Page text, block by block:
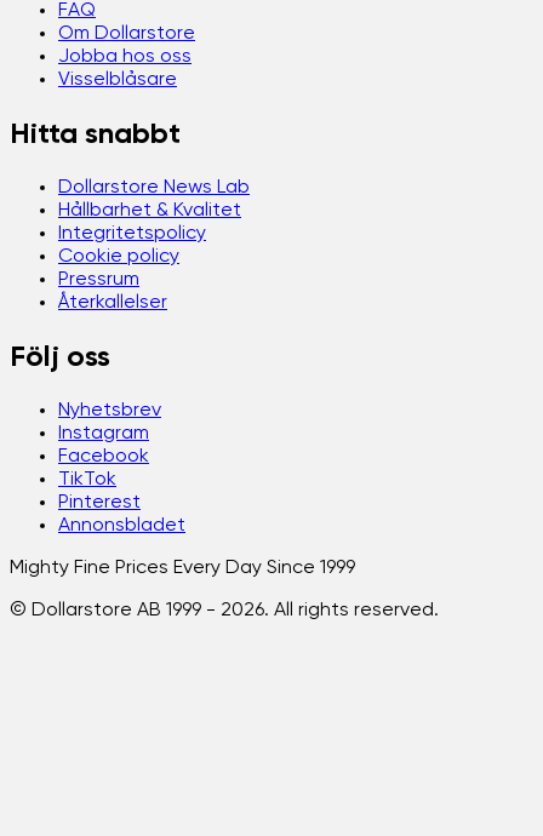
FAQ
Om Dollarstore
Jobba hos oss
Visselblåsare
Hitta snabbt
Dollarstore News Lab
Hållbarhet & Kvalitet
Integritetspolicy
Cookie policy
Pressrum
Återkallelser
Följ oss
Nyhetsbrev
Instagram
Facebook
TikTok
Pinterest
Annonsbladet
Mighty Fine Prices Every Day Since 1999
© Dollarstore AB 1999 - 2026. All rights reserved.